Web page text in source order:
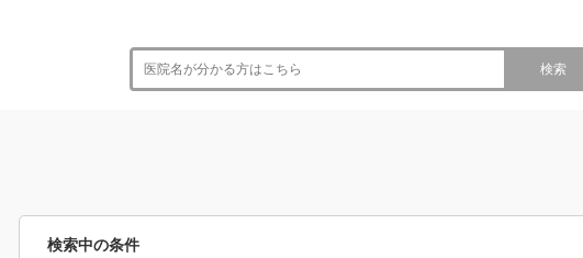
検索
検索中の条件